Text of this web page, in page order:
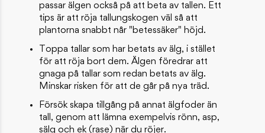
passar älgen också på att beta av tallen. Ett
tips är att röja tallungskogen väl så att
plantorna snabbt når "betessäker" höjd.
Toppa tallar som har betats av älg, i stället
för att röja bort dem. Älgen föredrar att
gnaga på tallar som redan betats av älg.
Minskar risken för att de går på nya träd.
Försök skapa tillgång på annat älgfoder än
tall, genom att lämna exempelvis rönn, asp,
sälg och ek (rase) när du röjer.